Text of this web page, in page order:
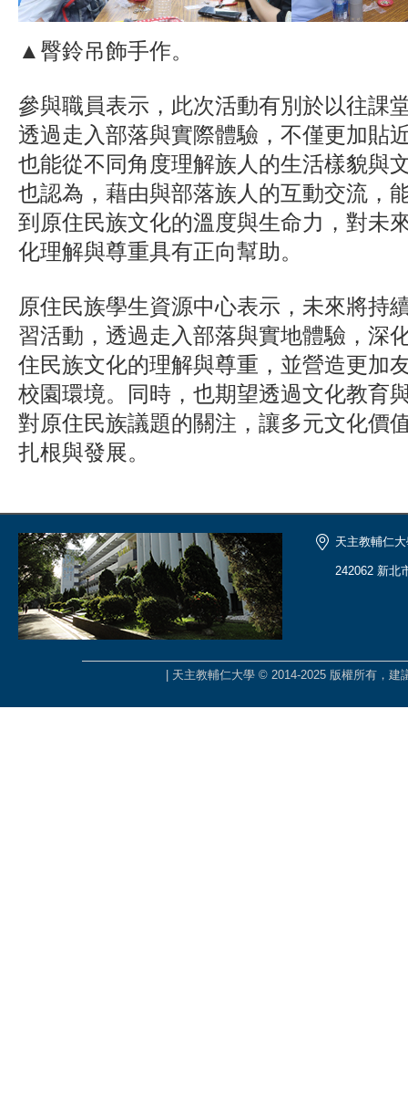
▲臀鈴吊飾手作。
參與職員表示，此次活動有別於以往課
透過走入部落與實際體驗，不僅更加貼
也能從不同角度理解族人的生活樣貌與
也認為，藉由與部落族人的互動交流，
到原住民族文化的溫度與生命力，對未
化理解與尊重具有正向幫助。
原住民族學生資源中心表示，未來將持
習活動，透過走入部落與實地體驗，深
住民族文化的理解與尊重，並營造更加
校園環境。同時，也期望透過文化教育
對原住民族議題的關注，讓多元文化價
扎根與發展。
天主教輔仁
242062 新北
| 天主教輔仁大學 © 2014-2025 版權所有，